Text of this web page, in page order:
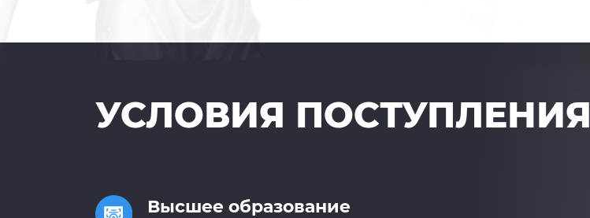
УСЛОВИЯ ПОСТУПЛЕНИЯ
Высшее образование